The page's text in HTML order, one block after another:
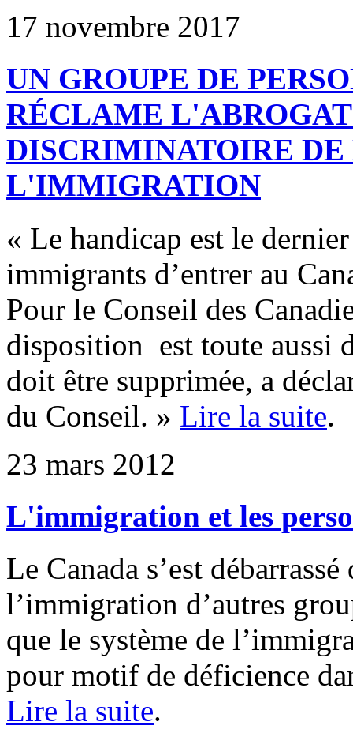
17 novembre 2017
UN GROUPE DE
RÉCLAME
DISCRIMINATOIRE
L'IMMIGRATION
« Le handicap est le
immigrants d’entrer au
Pour le Conseil des
disposition est toute aussi
doit être supprimée, a
du Conseil. » Lire la suite.
23 mars 2012
L'immigration et les
Le Canada s’est
l’immigration d’autres
que le système de
pour motif de déficience
Lire la suite.